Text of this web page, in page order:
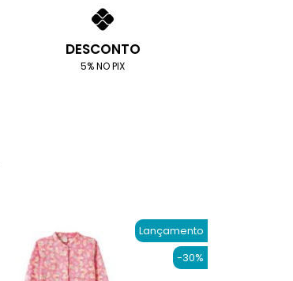
DESCONTO
5% NO PIX
Lançamento
-30%